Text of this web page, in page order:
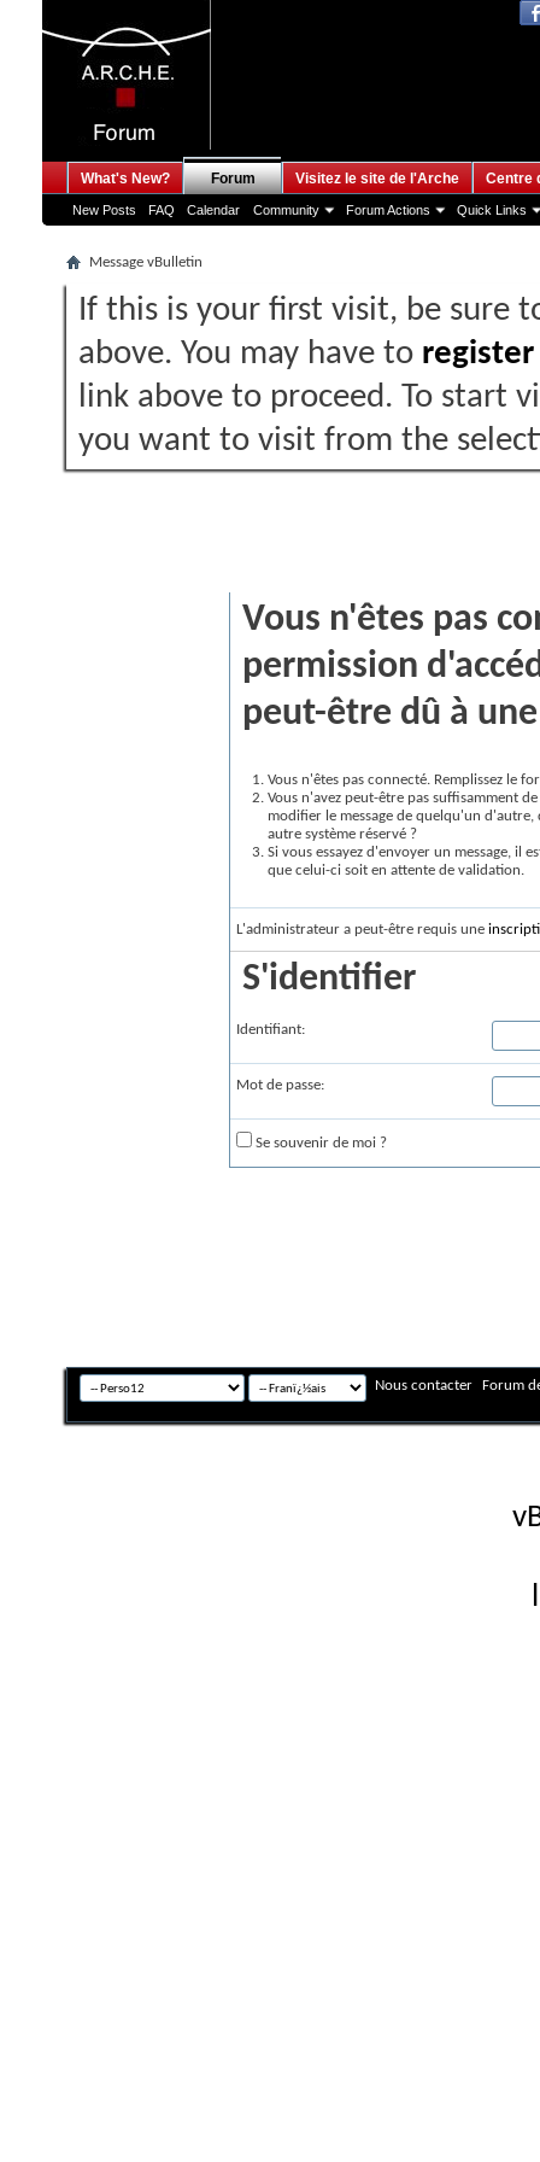
What's New? Forum
New Posts FAQ Calendar Community Forum Actions Quick Links
Visitez le site de l'Arche Centre
Message vBulletin
If this is your first visit, be sure
above. You may have to register
link above to proceed. To start
you want to visit from the
Vous n'êtes pas
permission
peut-être dû à
Vous n'êtes pas connecté. Remplissez le
Vous n'avez peut-être pas suffisamment
modifier le message de quelqu'un
autre système réservé ?
Si vous essayez d'envoyer un message, il
que celui-ci soit en attente de validation.
L'administrateur a peut-être requis une
S'identifier
Identifiant:
Mot de passe:
Se souvenir de moi ?
Nous contacter Forum